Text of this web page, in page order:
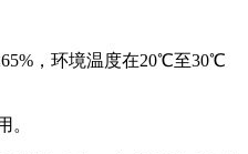
，环境温度在20℃至30℃
。